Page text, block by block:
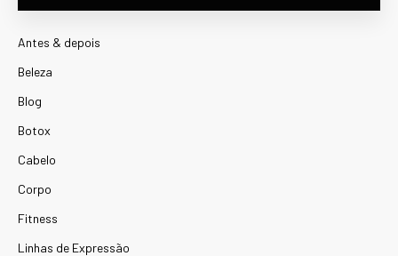
Antes & depois
Beleza
Blog
Botox
Cabelo
Corpo
Fitness
Linhas de Expressão